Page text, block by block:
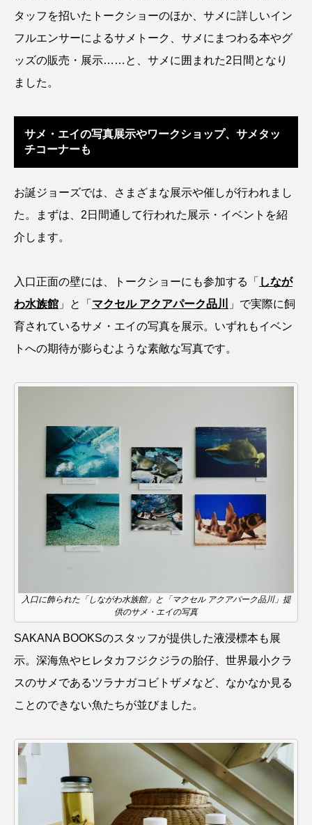
キジハタ キス キチヌ キヌバリ
キビナゴ キュウリエソ キンメダイ
ギギ
クモギンポ
クロスジギンポ クロソイ クロダイ
クロツラヘラサギ クロマグロ グッピー
ケープペンギン ゲンゴロウ コイ
コウテイペンギン コオイムシ
コガタペンギン コガネスズメダイ
コクチバス コクレン コチ
コトクラゲ
コブシメ コブダイ コメツキガニ
コモンイトギンポ
ゴトウタゴガエル ゴマフアザラシ ゴリ
サクラアジ サクラエビ サクラダンゴウオ
サクラマス サケ サザエ
サツオミシマ サバ サビウツボ
サルシアクラゲ サルパ サワガニ
サンショウウオ サンマ
タッフを招いたトークショーのほか、サメに詳しいイン
フルエンサーによるサメトーク、サメにまつわる本やグ
ッズの販売・展示……と、サメに囲まれた2日間となり
ました。
サメ・エイの写真展示やワークショップ、サメタッ
チコーナーも
お誕ジョーズでは、さまざまな展示や催しが行われまし
た。まずは、2日間通して行われた展示・イベントを紹
介します。
入口正面の壁には、トークショーにも参加する「 しなが
わ水族館 」と「 マクセル アクアパーク品川
」で実際に飼
育されているサメ・エイの写真を展示。いずれもイベン
トへの期待が膨らむような素敵な写真です。
入口に飾られた「しながわ水族館」と「マクセル アクアパーク品川」提
供のサメ・エイの写真
SAKANA BOOKSのスタッフが提供した液浸標本も展
示。深海魚やヒレタカフジクジラの胎仔、世界最小クラ
スのサメであるツラナガコビトザメなど、なかなか見る
ことのできない魚たちが並びました。